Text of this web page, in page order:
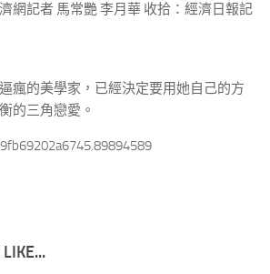
網記者 馬常艷 李月華 收拾：經濟日報記
瘋的美學家，已經決定要用她自己的方
的三角戀愛。